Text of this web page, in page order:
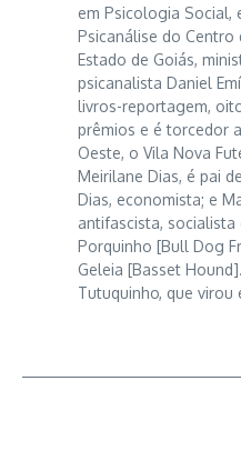
em Psicologia Social,
Psicanálise do Centro
Estado de Goiás,
psicanalista Daniel
livros-reportagem,
prêmios e é torcedor
Oeste, o Vila Nova
Meirilane Dias, é pai
Dias, economista; e
antifascista,
Porquinho [Bull Dog
Geleia [Basset
Tutuquinho, que virou